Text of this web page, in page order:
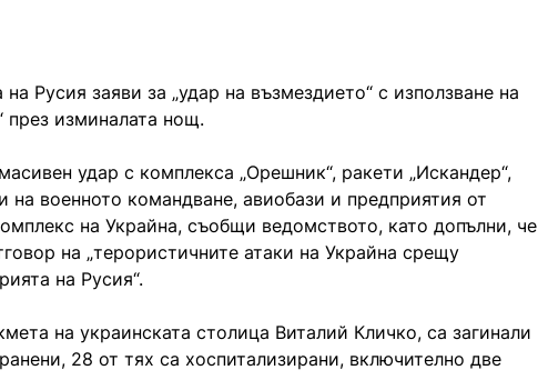
Русия заяви за „удар на възмездието“ с използване на
през изминалата нощ.
удар с комплекса „Орешник“, ракети „Искандер“,
на военното командване, авиобази и предприятия от
на Украйна, съобщи ведомството, като допълни, че
на „терористичните атаки на Украйна срещу
на Русия“.
на украинската столица Виталий Кличко, са загинали
28 от тях са хоспитализирани, включително две